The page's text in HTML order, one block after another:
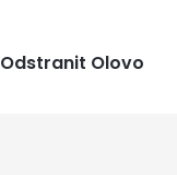
Odstranit Olovo